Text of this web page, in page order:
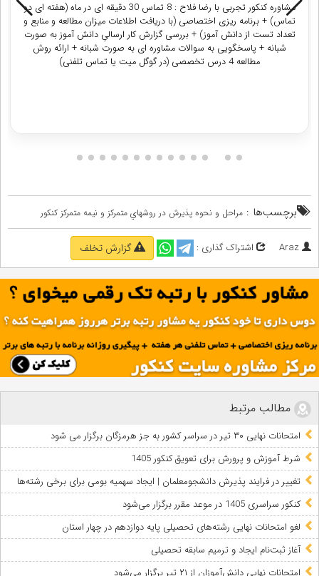
مشاوره کنکور تجربی با رضا فلاح : 8 تماس 30 دقیقه ای در ماه (هفته ای دو
تماس) + برنامه ریزی اختصاصی (با دریافت اطلاعات میزان مطالعه و منابع و
تعداد تست از دانش آموز) + بررسی گزارش کار ارسالیِ دانش آموز به صورت
شبانه + پاسخگویی به سوالات مشاوره ای به صورت شبانه + ارائه روش
مطالعه 4 درس تخصصی (در گوگل میت یا تماس تلفنی)
برچسب‌ها : مراحل و نحوه پذيرش در روشهاي متمرکز و نيمه متمرکز کنکور
Araz اشتراک گذاری : گزارش تخلف
مطالب مرتبط
امتحانات نهایی ۳۰ تیر در سراسر کشور به جز هرمزگان برگزار می شود
شرط آموزش و پرورش برای تعویق کنکور 1405
تغییر در فرایند پذیرش دانشجومعلمان | ایجاد سهمیه بومی برای برخی رشته‌ها
کنکور سراسری 1405 در موعد مقرر برگزار می‌شود
لغو امتحانات نهایی رشته‌های تحصیلی پایه دوازدهم در چهار استان
آغاز ثبت‌نام ایجاد و ترمیم سابقه تحصیلی
امتحانات نهایی دانش‌آموزان از ۲۱ تیر برگزار می‌شود